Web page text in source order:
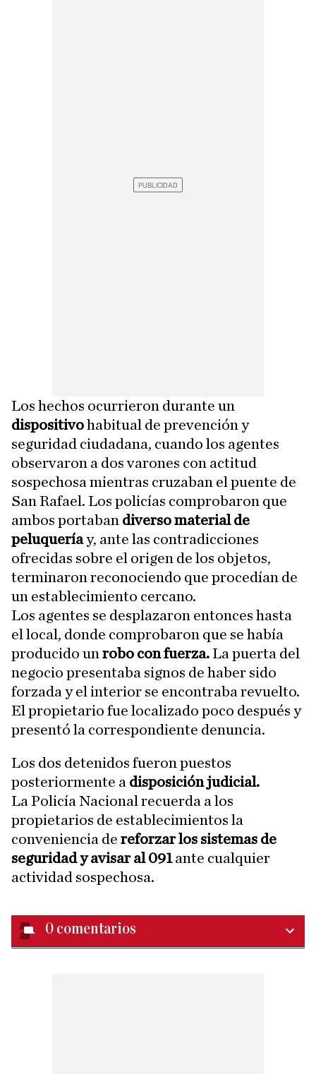
Los hechos ocurrieron durante un
dispositivohabitual de prevención y
seguridad ciudadana, cuando los agentes
observaron a dos varones con actitud
sospechosa mientras cruzaban el puente de
San Rafael. Los policías comprobaron que
ambos portaban diverso material de
peluqueríay, ante las contradicciones
ofrecidas sobre el origen de los objetos,
terminaron reconociendo que procedían de
un establecimiento cercano.
Los agentes se desplazaron entonces hasta
el local, donde comprobaron que se había
producido un robo con fuerza.La puerta del
negocio presentaba signos de haber sido
forzada y el interior se encontraba revuelto.
El propietario fue localizado poco después y
presentó la correspondiente denuncia.
Los dos detenidos fueron puestos
posteriormente a disposición judicial.
La Policía Nacional recuerda a los
propietarios de establecimientos la
conveniencia de reforzar los sistemas de
seguridad y avisar al 091ante cualquier
actividad sospechosa.
0 comentarios